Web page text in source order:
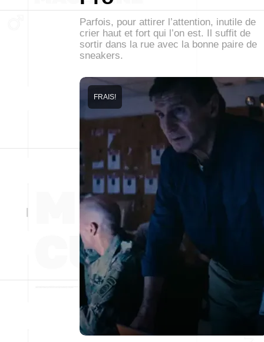
Parfois, pour attirer l’attention, inutile de
crier haut et fort qui l’on est. Il suffit de
sortir dans la rue avec la bonne paire de
sneakers.
FRAIS!